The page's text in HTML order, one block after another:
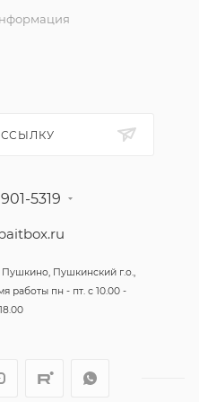
5319
Пушкино, Пушкинский г.о.,
работы пн - пт. с 10.00 -
18.00